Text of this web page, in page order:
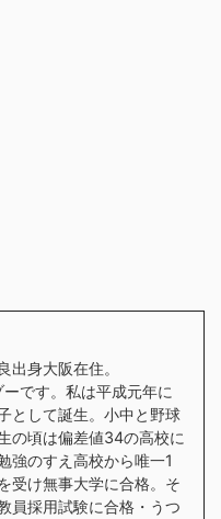
出身大阪在住。
です。私は平成元年に
として誕生。小中と野球
の頃は偏差値34の高校に
強のすえ高校から唯一1
受け無事大学に合格。そ
員採用試験に合格・うつ